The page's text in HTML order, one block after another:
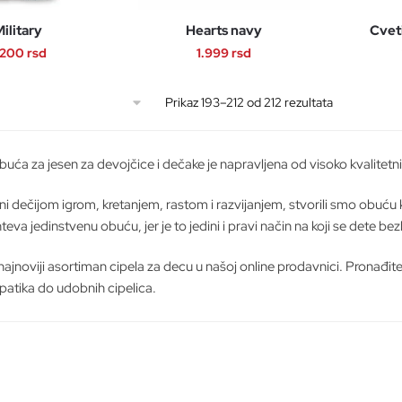
Opcije
mogu
biti
mogu
biti
na
rsd
varijanti.
Opcije
mogu
izabrane
na
Hearts navy
1.999rsd
proizvod
varijanti.
Opcije
mogu
izabrane
Prikaz 193–212 od 212 rezultataSortirano
za jesen za devojčice i dečake je napravljena od visoko
dečijom igrom, kretanjem, rastom i razvijanjem, stvorili smo
jedinstvenu obuću, jer je to jedini i pravi način na koji se dete
asortiman cipela za decu u našoj online prodavnici.
do udobnih cipelica.